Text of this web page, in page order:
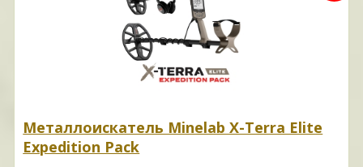
Металлоискатель Minelab X-Terra Elite
Expedition Pack